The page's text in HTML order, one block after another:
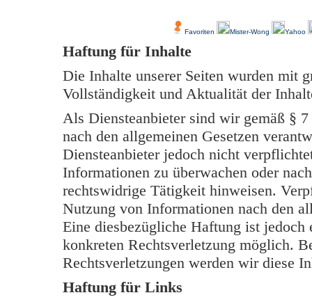
Favoriten Mister-Wong Yahoo
Haftung für Inhalte
Die Inhalte unserer Seiten wurden mit
Vollständigkeit und Aktualität der
Als Diensteanbieter sind wir gemäß §
nach den allgemeinen Gesetzen
Diensteanbieter jedoch nicht
Informationen zu überwachen oder
rechtswidrige Tätigkeit hinweisen.
Nutzung von Informationen nach den
Eine diesbezügliche Haftung ist
konkreten Rechtsverletzung möglich.
Rechtsverletzungen werden wir diese
Haftung für Links